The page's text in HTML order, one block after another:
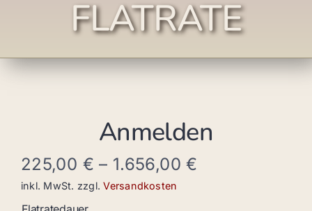
FLATRATE
Anmelden
225,00 € – 1.656,00€
inkl. MwSt. zzgl.Versandkosten